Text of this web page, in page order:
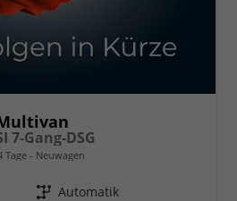
7-Gang-DSG
Tage Neuwagen
Getriebe Automatik